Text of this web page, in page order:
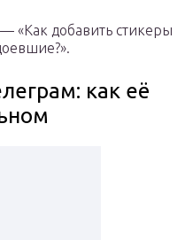
«Как добавить стикеры
как её